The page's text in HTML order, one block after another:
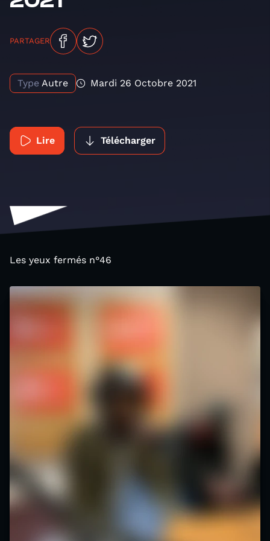
PARTAGER
Type Autre Mardi 26 Octobre 2021
Lire Télécharger
Les yeux fermés n°46